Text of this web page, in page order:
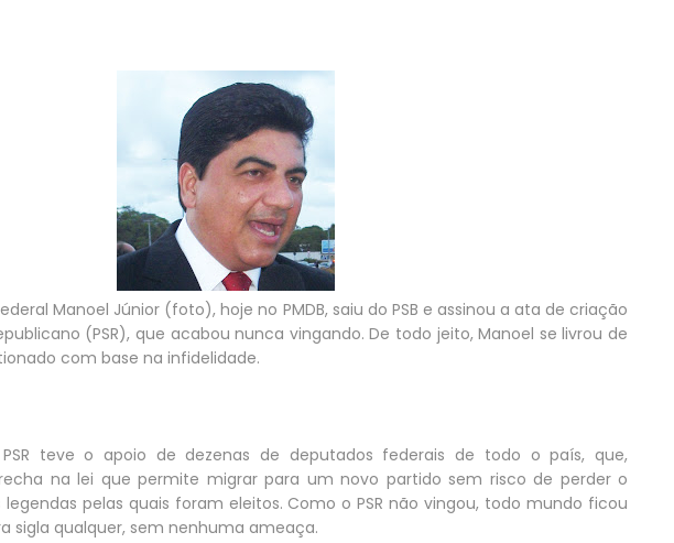
Manoel Júnior (foto), hoje no PMDB, saiu do PSB e assinou a ata de criação
(PSR), que acabou nunca vingando. De todo jeito, Manoel se livrou de
com base na infidelidade.
teve o apoio de dezenas de deputados federais de todo o país, que,
na lei que permite migrar para um novo partido sem risco de perder o
pelas quais foram eleitos. Como o PSR não vingou, todo mundo ficou
sigla qualquer, sem nenhuma ameaça.